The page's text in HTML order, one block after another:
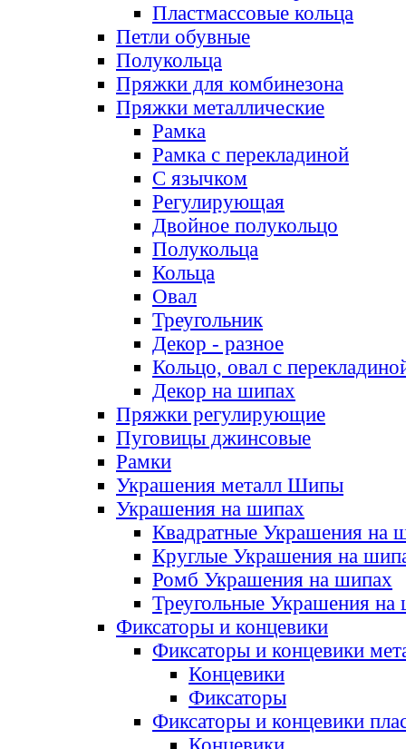
Пластмассовые кольца
Петли обувные
Полукольца
Пряжки для комбинезона
Пряжки металлические
Рамка
Рамка с перекладиной
С язычком
Регулирующая
Двойное полукольцо
Полукольца
Кольца
Овал
Треугольник
Декор - разное
Кольцо, овал с
Декор на шипах
Пряжки регулирующие
Пуговицы джинсовые
Рамки
Украшения металл Шипы
Украшения на шипах
Квадратные Украшения на
Круглые Украшения на
Ромб Украшения на шипах
Треугольные Украшения на
Фиксаторы и концевики
Фиксаторы и концевики
Концевики
Фиксаторы
Фиксаторы и концевики